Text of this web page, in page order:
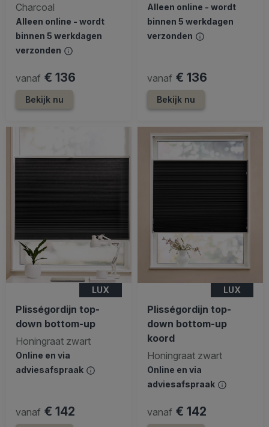
Charcoal
Alleen online - wordt
binnen 5 werkdagen
verzonden
vanaf € 136
Bekijk nu
Alleen online - wordt
binnen 5 werkdagen
verzonden
vanaf € 136
Bekijk nu
LUX
Plisségordijn top-
down bottom-up
Honingraat zwart
Online en via
adviesafspraak
vanaf € 142
LUX
Plisségordijn top-
down bottom-up
koord
Honingraat zwart
Online en via
adviesafspraak
vanaf € 142